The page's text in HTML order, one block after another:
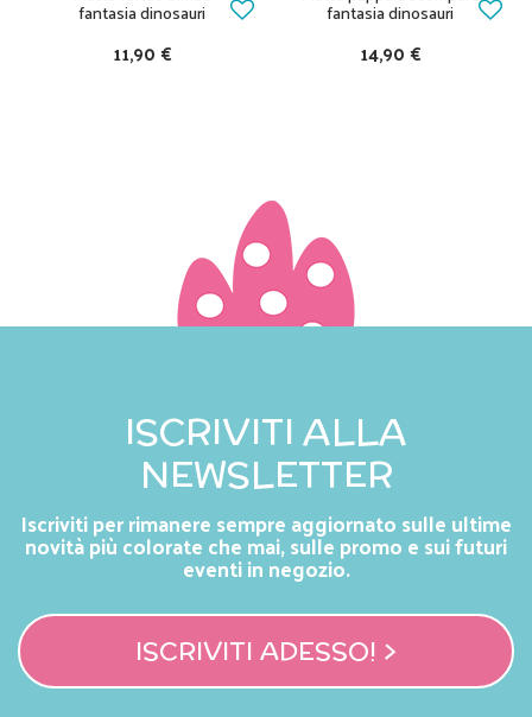
fantasia dinosauri
11,90 €
fantasia dinosauri
14,90 €
ISCRIVITI ALLA
NEWSLETTER
Iscriviti per rimanere sempre aggiornato sulle ultime
novità più colorate che mai, sulle promo e sui futuri
eventi in negozio.
ISCRIVITI ADESSO! >